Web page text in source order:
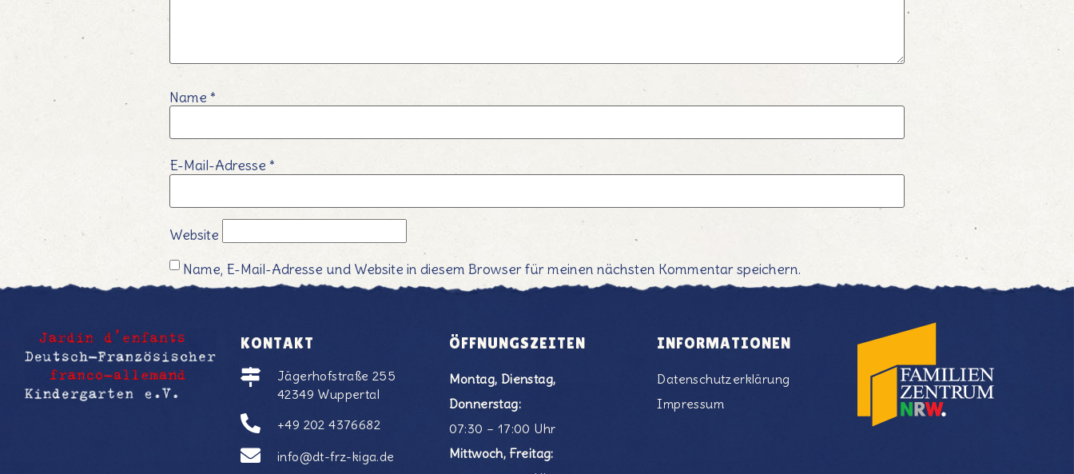
Name *
E-Mail-Adresse *
Website
Name, E-Mail-Adresse und Website in diesem Browser für meinen nächsten Kommentar speichern.
KONTAKT
Jägerhofstraße 255
42349 Wuppertal
+49 202 4376682
info@dt-frz-kiga.de
ÖFFNUNGSZEITEN
Montag, Dienstag,
Donnerstag:
07:30 – 17:00 Uhr
Mittwoch, Freitag:
INFORMATIONEN
Datenschutzerklärung
Impressum